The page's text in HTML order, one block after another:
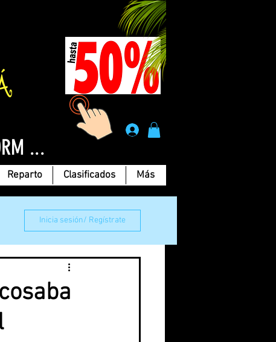
...
.
Reparto Clasificados Más
Inicia sesión/ Regístrate